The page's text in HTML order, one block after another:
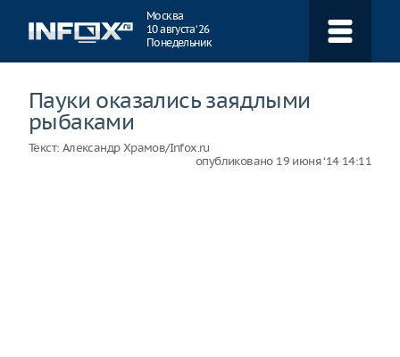
Москва
10 августа ‘26
Понедельник
Пауки оказались заядлыми
рыбаками
Текст: Александр Храмов/Infox.ru
опубликовано 19 июня ‘14 14:11